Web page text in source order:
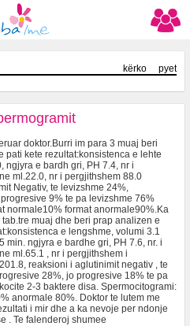
kërko pyet
doktor.Burri im para 3 muaj beri
pati kete rezultat:konsistenca e lehte
ngjyra e bardh gri, PH 7.4, nr i
ml.22.0, nr i pergjithshem 88.0
Negativ, te levizshme 24%,
9% te pa levizshme 76%
normale10% format anormale90%.Ka
muaj dhe beri prap analizen e
e lengshme, volumi 3.1
min. ngjyra e bardhe gri, PH 7.6, nr. i
ml.65.1 , nr i pergjithshem i
reaksioni i aglutinimit negativ , te
28%, jo progresive 18% te pa
2-3 baktere disa. Spermocitogrami:
anormale 80%. Doktor te lutem me
i mir dhe a ka nevoje per ndonje
. Te falenderoj shumee